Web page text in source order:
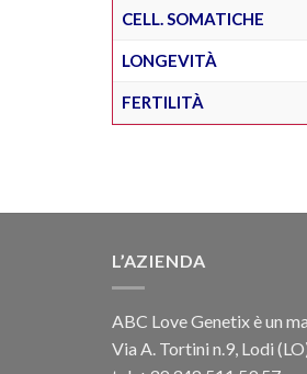
CELL. SOMATICHE
LONGEVITÀ
FERTILITÀ
L’AZIENDA
ABC Love Genetix è un
Via A. Tortini n.9, Lodi